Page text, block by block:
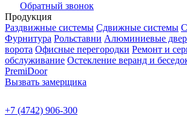
Обратный звонок
Продукция
Раздвижные системы Сдвижные системы
Фурнитура Рольставни Алюминиевые
ворота Офисные перегородки Ремонт и
обслуживание Остекление веранд и
PremiDoor
Вызвать замерщика
+7 (4742) 906-300